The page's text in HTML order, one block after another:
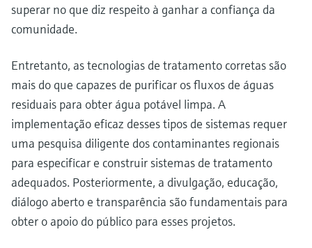
superar no que diz respeito à ganhar a confiança da
comunidade.
Entretanto, as tecnologias de tratamento corretas são
mais do que capazes de purificar os fluxos de águas
residuais para obter água potável limpa. A
implementação eficaz desses tipos de sistemas requer
uma pesquisa diligente dos contaminantes regionais
para especificar e construir sistemas de tratamento
adequados. Posteriormente, a divulgação, educação,
diálogo aberto e transparência são fundamentais para
obter o apoio do público para esses projetos.